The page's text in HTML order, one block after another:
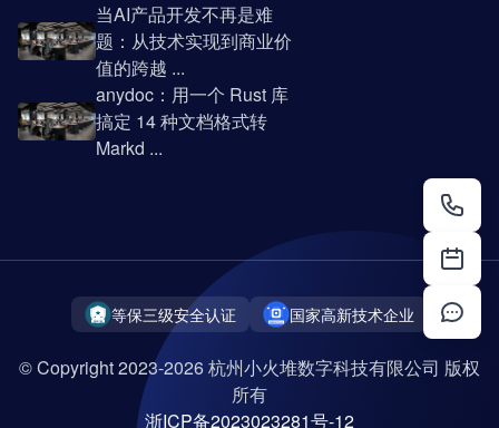
当AI产品开发不再是难
题：从技术实现到商业价
值的跨越 ...
anydoc：用一个 Rust 库
搞定 14 种文档格式转
Markd ...
等保三级安全认证 国家高新技术企业
© Copyright 2023-2026 杭州小火堆数字科技有限公司 版权
所有
浙ICP备2023023281号-12